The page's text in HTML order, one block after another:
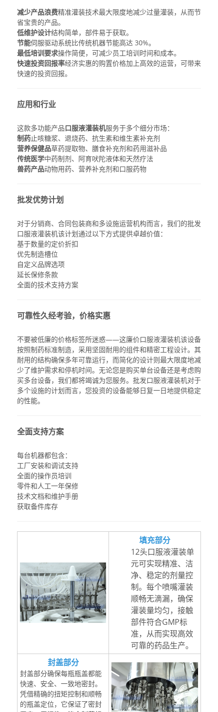
减少产品浪费精准灌装技术最大限度地减少过量灌装，从而节
省宝贵的产品。
低维护设计结构简单，部件易于获取。
节能伺服驱动系统比传统机器节能高达 30%。
最低培训要求操作简便，可减少员工培训时间和成本。
快速投资回报率经济实惠的购置价格加上高效的运营，可带来
快速的投资回报。
应用和行业
这款多功能产品口服液灌装机服务于多个细分市场：
制药止咳糖浆、退烧药、抗生素和维生素补充剂
营养保健品草药提取物、膳食补充剂和药用滋补品
传统医学中药制剂、阿育吠陀液体和天然疗法
兽药产品动物用药、营养补充剂和口服药物
批发优势计划
对于分销商、合同包装商和多设施运营机构而言，我们的批发
口服液灌装机该计划通过以下方式提供卓越价值：
基于数量的定价折扣
优先制造槽位
自定义品牌选项
延长保修条款
全面的技术支持方案
可靠性久经考验，价格实惠
不要被低廉的价格标签所迷惑——这廉价口服液灌装机该设备
按照制药标准制造，采用坚固耐用的组件和精密工程设计。其
耐用的结构确保多年可靠运行，而简化的设计则最大限度地减
少了维护需求和停机时间。无论您是购买单台设备还是考虑购
买多台设备，我们都将竭诚为您服务。 批发口服液灌装机对于
多个设施的计划而言，您投资的设备能够日复一日地提供稳定
的性能。
全面支持方案
每台机器都包含：
工厂安装和调试支持
全面的操作员培训
零件和人工一年保修
技术文档和维护手册
获取备件库存
填充部分
12头口服液灌装单
元可实现精准、洁
净、稳定的剂量控
制。每个喷嘴灌装
顺畅无滴漏，确保
灌装量均匀，接触
部件符合GMP标
准，从而实现高效
可靠的药品生产。
封盖部分
封盖部分确保每瓶瓶盖都能
快速、安全、一致地密封。
凭借精确的扭矩控制和顺畅
的瓶盖定位，它保证了密封